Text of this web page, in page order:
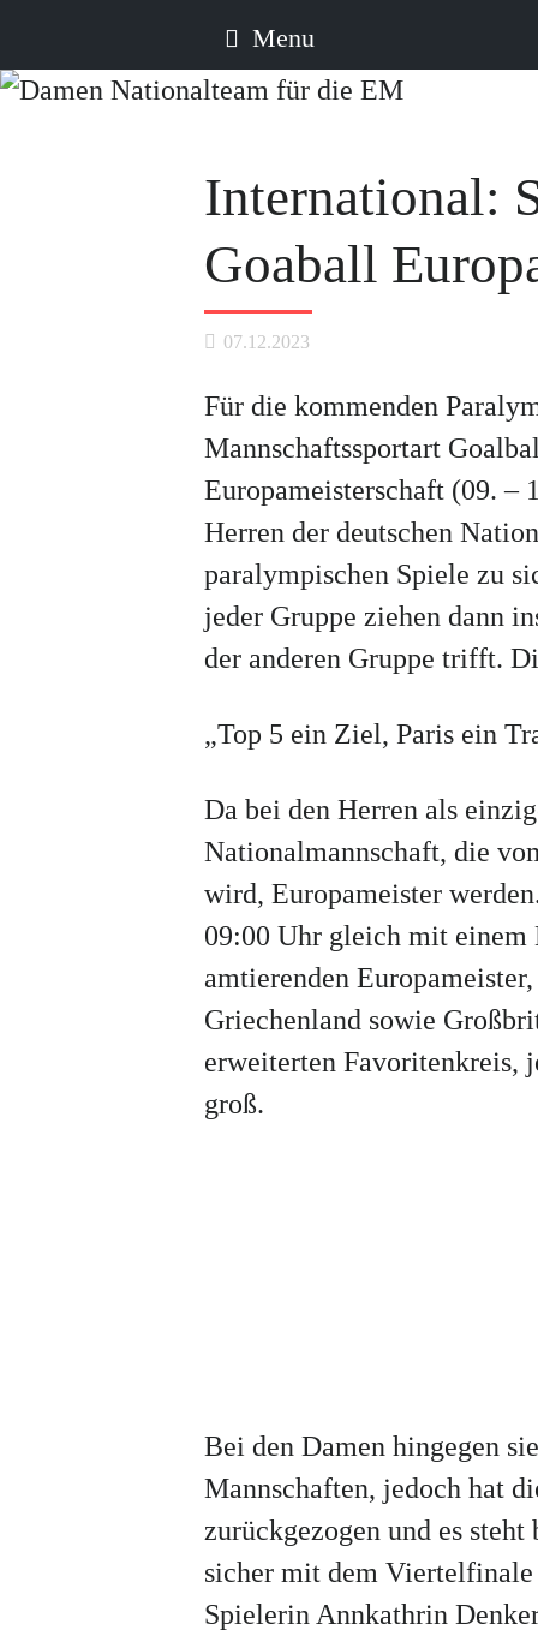
Menu
International:
Goaball
07.12.2023
Für die kommenden
Mannschaftssportart
Europameisterschaft (09. –
Herren der deutschen
paralympischen Spiele zu
jeder Gruppe ziehen dann
der anderen Gruppe trifft.
„Top 5 ein Ziel, Paris ein
Da bei den Herren als
Nationalmannschaft, die
wird, Europameister
09:00 Uhr gleich mit einem
amtierenden
Griechenland sowie
erweiterten Favoritenkreis,
groß.
Bei den Damen hingegen
Mannschaften, jedoch hat
zurückgezogen und es
sicher mit dem Viertelfinale
Spielerin Annkathrin